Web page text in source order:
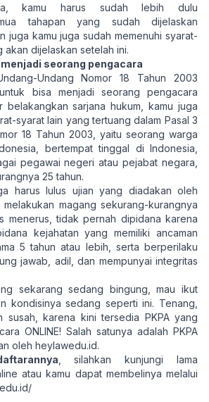
kamu harus sudah lebih dulu
tahapan yang sudah dijelaskan
juga kamu juga sudah memenuhi syarat-
akan dijelaskan setelah ini.
seorang pengacara
Undang Nomor 18 Tahun 2003
bisa menjadi seorang pengacara
belakangkan sarjana hukum, kamu juga
syarat lain yang tertuang dalam Pasal 3
18 Tahun 2003, yaitu seorang warga
bertempat tinggal di Indonesia,
pegawai negeri atau pejabat negara,
25 tahun.
harus lulus ujian yang diadakan oleh
magang sekurang-kurangnya
menerus, tidak pernah dipidana karena
kejahatan yang memiliki ancaman
5 tahun atau lebih, serta berperilaku
jawab, adil, dan mempunyai integritas
sekarang sedang bingung, mau ikut
kondisinya sedang seperti ini. Tenang,
susah, karena kini tersedia PKPA yang
ONLINE! Salah satunya adalah PKPA
oleh heylawedu.id.
, silahkan kunjungi lama
atau kamu dapat membelinya melalui